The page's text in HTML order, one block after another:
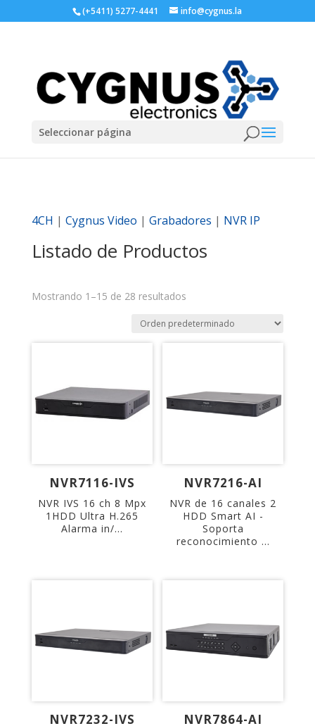
(+5411) 5277-4441 info@cygnus.la
Seleccionar página
4CH | Cygnus Video | Grabadores | NVR IP
Listado de Productos
Mostrando 1–15 de 28 resultados
NVR7116-IVS
NVR IVS 16 ch 8 Mpx
1HDD Ultra H.265
Alarma in/...
NVR7216-AI
NVR de 16 canales 2
HDD Smart AI -
Soporta
reconocimiento ...
NVR7232-IVS NVR7864-AI